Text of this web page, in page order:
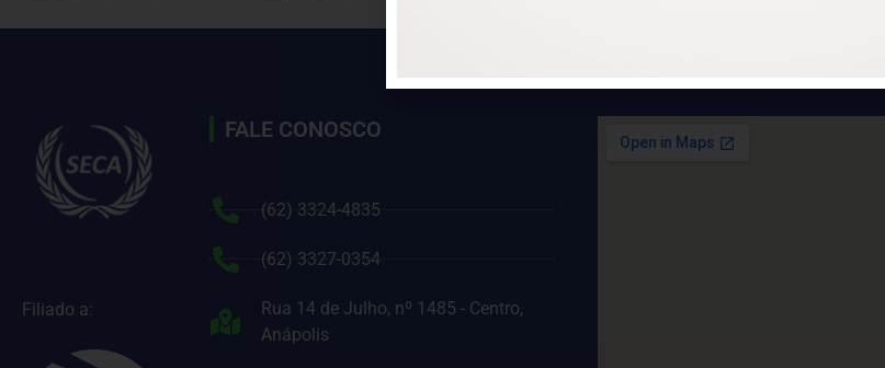
Filiado a:
FALE CONOSCO
(62) 3324-4835
(62) 3327-0354
Rua 14 de Julho, nº 1485 - Centro,
Anápolis